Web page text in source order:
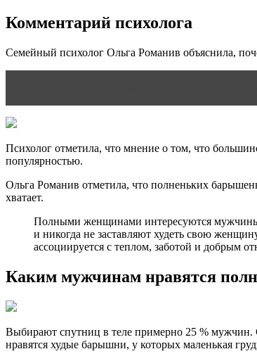
Комментарий психолога
Семейный психолог Ольга Романив объяснила,
Психолог отметила, что мнение о том, что
популярностью.
Ольга Романив отметила, что полненьких
хватает.
Полными женщинами интересуются мужчины,
и никогда не заставляют худеть свою
ассоциируется с теплом, заботой и добрым
Каким мужчинам нравятся
Выбирают спутниц в теле примерно 25 % мужчин.
нравятся худые барышни, у которых маленькая